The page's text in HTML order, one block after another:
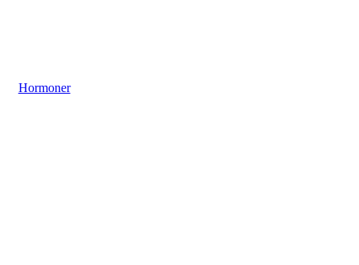
Hormoner